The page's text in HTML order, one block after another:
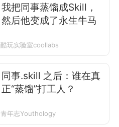
我把同事蒸馏成Skill，
然后他变成了永生牛马
酷玩实验室coollabs
同事.skill 之后：谁在真
正“蒸馏”打工人？
青年志Youthology